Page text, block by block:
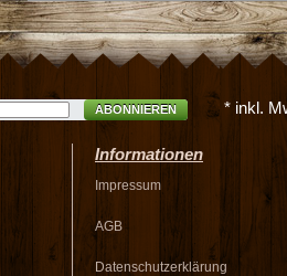
ABONNIEREN * inkl.
Informationen
Impressum
AGB
Datenschutzerklärung